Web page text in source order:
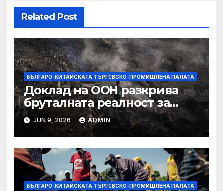
Related Post
БЪЛГАРО-КИТАЙСКАТА ТЪРГОВСКО-ПРОМИШЛЕНА ПАЛАТА
Доклад на ООН разкрива
бруталната реалност за
палестинците в Газа,
Западния бряг
JUN 9, 2026 ADMIN
БЪЛГАРО-КИТАЙСКАТА ТЪРГОВСКО-ПРОМИШЛЕНА ПАЛАТА